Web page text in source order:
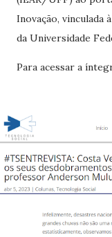
Inovação, vinculada
da Universidade
Para acessar a